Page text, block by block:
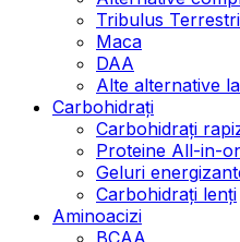
Tribulus
Maca
DAA
Alte alternative
Carbohidrați
Carbohidrați
Proteine All-in-
Geluri
Carbohidrați lenți
Aminoacizi
BCAA